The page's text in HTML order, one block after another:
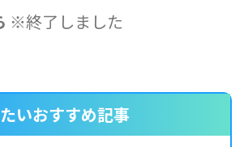
※終了しました
いおすすめ記事